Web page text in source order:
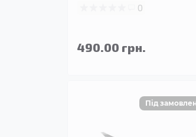
0
490.00 грн.